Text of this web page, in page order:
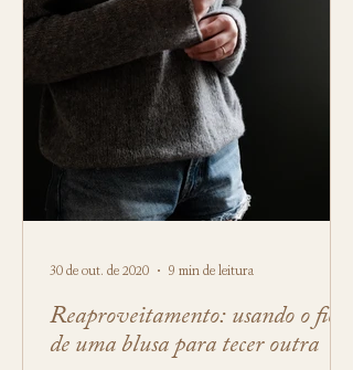
Reaproveitamento: usando o fio
de uma blusa para tecer outra
30 de out. de 2020 9 min de leitura